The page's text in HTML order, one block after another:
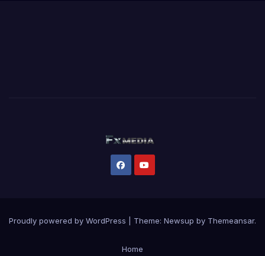
Proudly powered by WordPress Theme: Newsup by Themeansar.
Home